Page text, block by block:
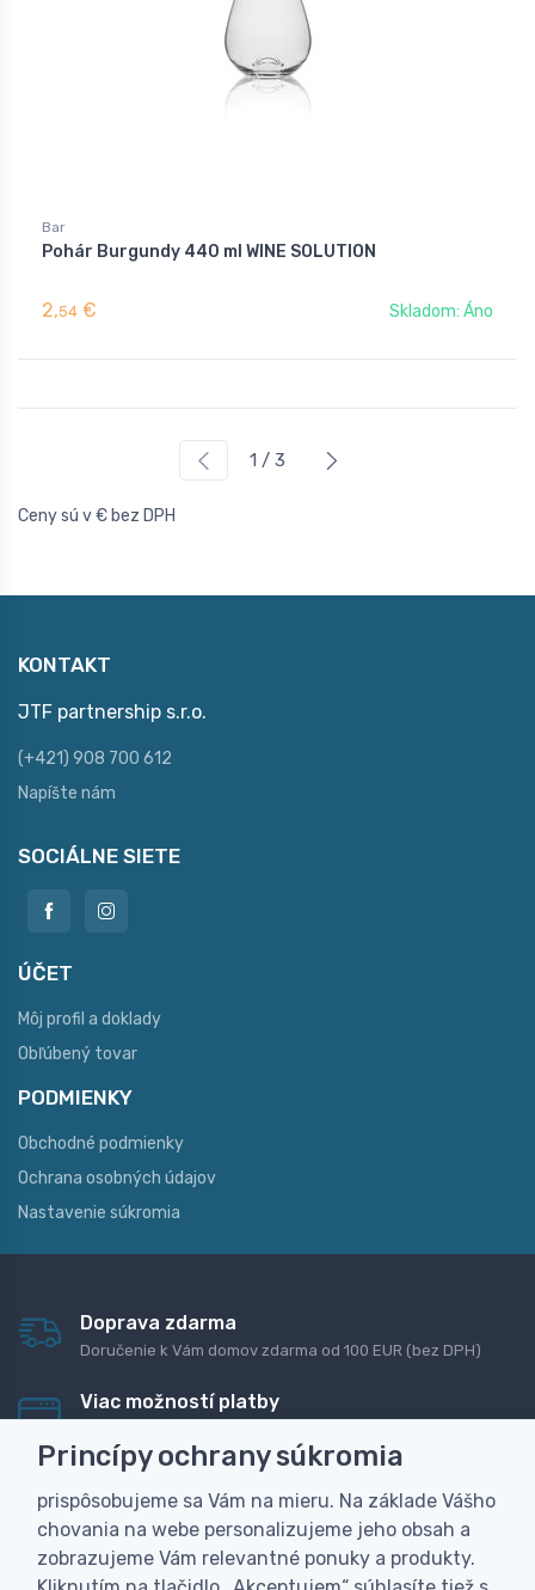
Bar
Pohár Burgundy 440 ml WINE SOLUTION
2,54 € Skladom: Áno
1 / 3
Ceny sú v € bez DPH
KONTAKT
JTF partnership s.r.o.
(+421) 908 700 612
Napíšte nám
SOCIÁLNE SIETE
ÚČET
Môj profil a doklady
Obľúbený tovar
PODMIENKY
Obchodné podmienky
Ochrana osobných údajov
Nastavenie súkromia
Doprava zdarma
Doručenie k Vám domov zdarma od 100 EUR (bez DPH)
Viac možností platby
dobierku
Personalizácia
Vyrobíme Vám vlastný originálny darček
Skúsenosť
Princípy ochrany súkromia
prispôsobujeme sa Vám na mieru. Na základe Vášho
chovania na webe personalizujeme jeho obsah a
zobrazujeme Vám relevantné ponuky a produkty.